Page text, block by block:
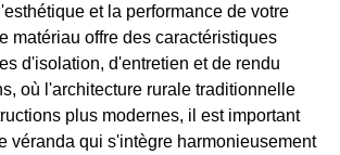
et la performance de votre
matériau offre des caractéristiques
d'isolation, d'entretien et de rendu
où l'architecture rurale traditionnelle
plus modernes, il est important
véranda qui s'intègre harmonieusement